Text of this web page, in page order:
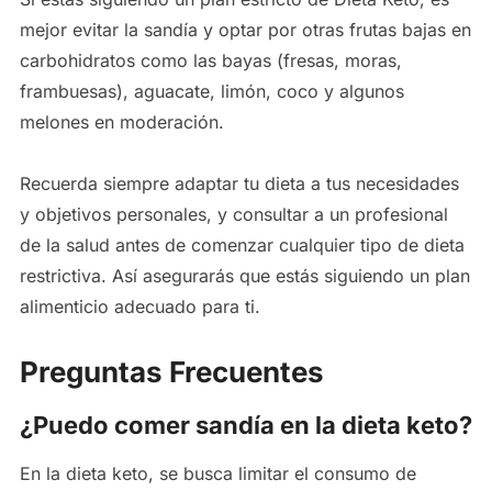
mejor evitar la sandía y optar por otras frutas bajas en
carbohidratos como las bayas (fresas, moras,
frambuesas), aguacate, limón, coco y algunos
melones en moderación.
Recuerda siempre adaptar tu dieta a tus necesidades
y objetivos personales, y consultar a un profesional
de la salud antes de comenzar cualquier tipo de dieta
restrictiva. Así asegurarás que estás siguiendo un plan
alimenticio adecuado para ti.
Preguntas Frecuentes
¿Puedo comer sandía en la dieta keto?
En la dieta keto, se busca limitar el consumo de